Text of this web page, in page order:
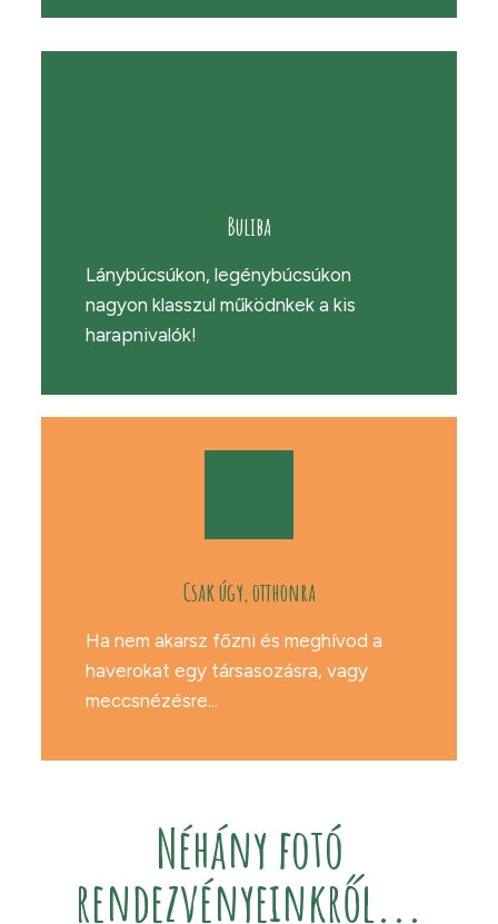
Buliba
Lánybúcsúkon, legénybúcsúkon
nagyon klasszul működnkek a kis
harapnivalók!
Csak úgy, otthonra
Ha nem akarsz főzni és meghívod a
haverokat egy társasozásra, vagy
meccsnézésre...
Néhány fotó
rendezvényeinkről...